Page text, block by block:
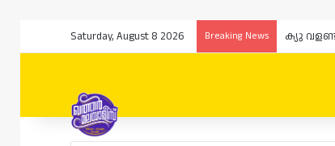
Saturday, August 8 2026 Breaking News